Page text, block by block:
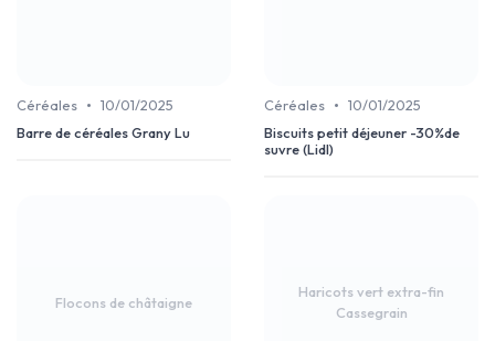
Céréales • 10/01/2025
Barre de céréales Grany Lu
Céréales • 10/01/2025
Biscuits petit déjeuner -30%de
suvre (Lidl)
Flocons de châtaigne
Haricots vert extra-fin
Cassegrain